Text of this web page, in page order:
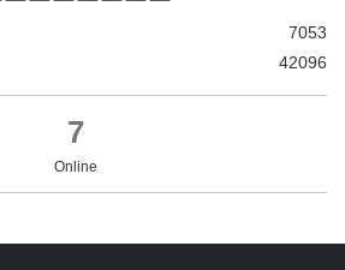
7053
42096
7
Online